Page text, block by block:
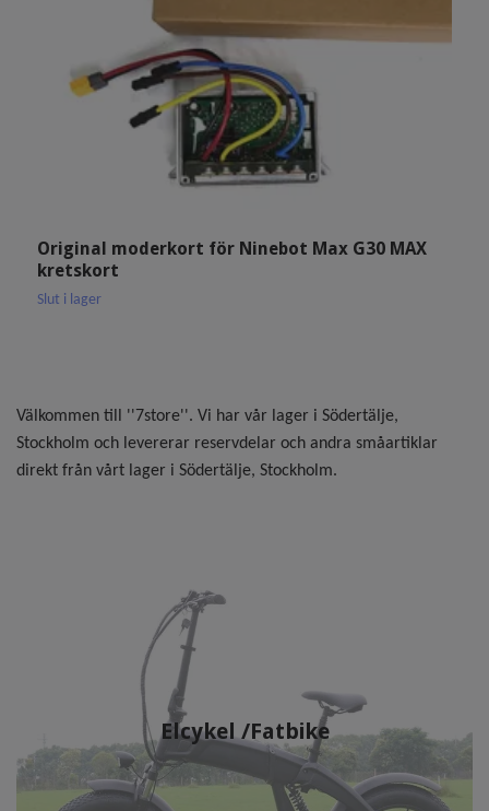
Välkommen till ''7store''. Vi har vår lager i Södertälje,
Stockholm och levererar reservdelar och andra småartiklar
direkt från vårt lager i Södertälje, Stockholm.
Elcykel /Fatbike
Original moderkort för Ninebot Max G30 MAX
kretskort
Slut i lager